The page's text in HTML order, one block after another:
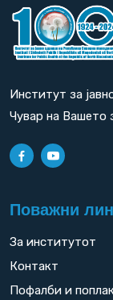
Институт за
Чувар на Вашето
Поважни
За институтот
Контакт
Пофалби и